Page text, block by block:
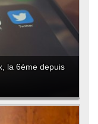
la 6ème depuis